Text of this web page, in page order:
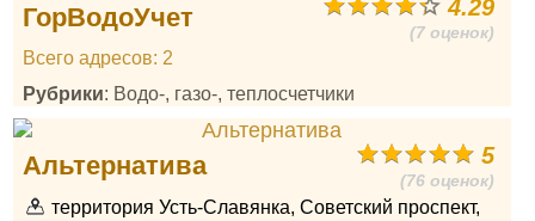
4.29
(7 оценок)
ГорВодоУчет
Всего адресов: 2
Рубрики: Водо-, газо-, теплосчетчики
5
(76 оценок)
Альтернатива
территория Усть-Славянка, Советский проспект,